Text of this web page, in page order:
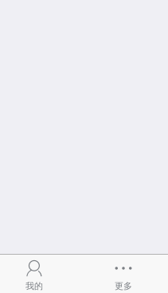
我的 更多